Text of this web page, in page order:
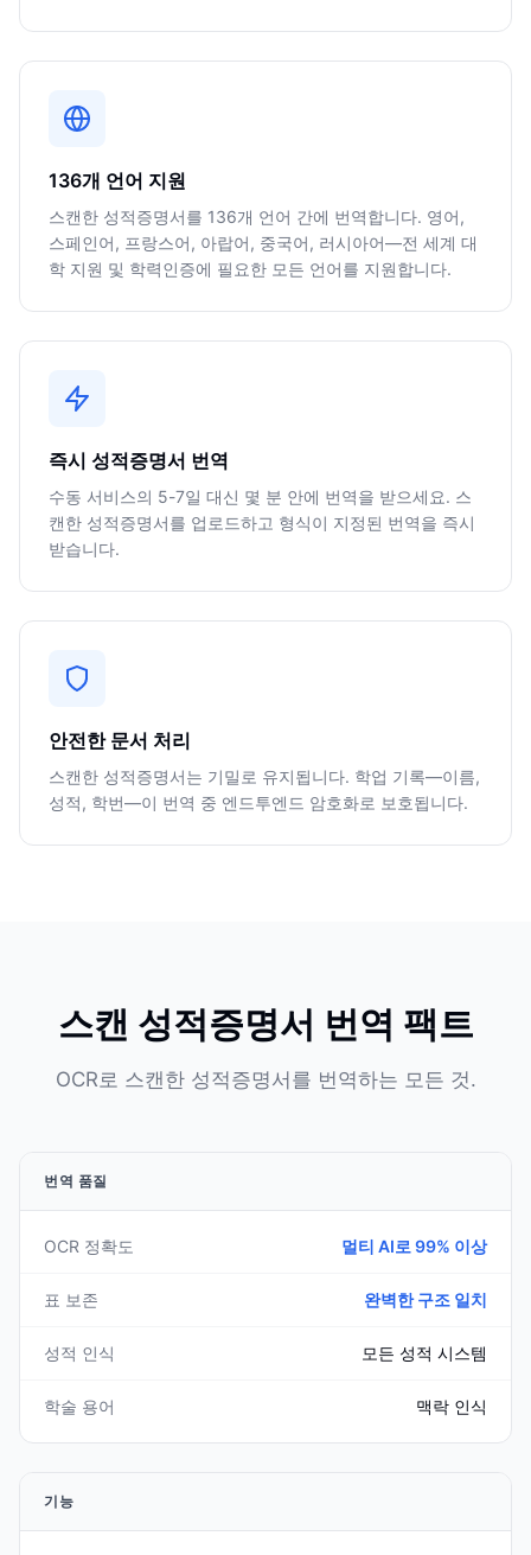
136개 언어 지원
스캔한 성적증명서를 136개 언어 간에 번역합니다. 영어,
스페인어, 프랑스어, 아랍어, 중국어, 러시아어—전 세계 대
학 지원 및 학력인증에 필요한 모든 언어를 지원합니다.
즉시 성적증명서 번역
수동 서비스의 5-7일 대신 몇 분 안에 번역을 받으세요. 스
캔한 성적증명서를 업로드하고 형식이 지정된 번역을 즉시
받습니다.
안전한 문서 처리
스캔한 성적증명서는 기밀로 유지됩니다. 학업 기록—이름,
성적, 학번—이 번역 중 엔드투엔드 암호화로 보호됩니다.
스캔 성적증명서 번역 팩트
OCR로 스캔한 성적증명서를 번역하는 모든 것.
번역 품질
OCR 정확도 멀티 AI로 99% 이상
표 보존 완벽한 구조 일치
성적 인식 모든 성적 시스템
학술 용어 맥락 인식
기능